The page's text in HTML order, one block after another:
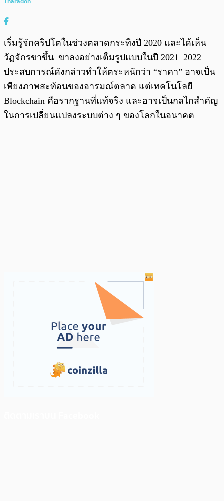
เริ่มรู้จักคริปโตในช่วงตลาดกระทิงปี 2020 และได้เห็น
วัฏจักรขาขึ้น–ขาลงอย่างเต็มรูปแบบในปี 2021–2022
ประสบการณ์ดังกล่าวทำให้ตระหนักว่า “ราคา” อาจเป็น
เพียงภาพสะท้อนของอารมณ์ตลาด แต่เทคโนโลยี
Blockchain คือรากฐานที่แท้จริง และอาจเป็นกลไกสำคัญ
ในการเปลี่ยนแปลงระบบต่าง ๆ ของโลกในอนาคต